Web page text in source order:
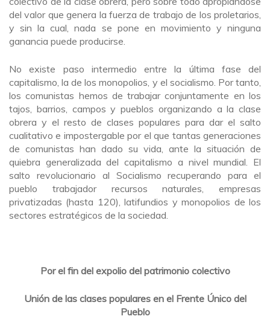
del valor que genera la fuerza de trabajo de los proletarios,
y sin la cual, nada se pone en movimiento y ninguna
ganancia puede producirse.
No existe paso intermedio entre la última fase del
capitalismo, la de los monopolios, y el socialismo. Por tanto,
los comunistas hemos de trabajar conjuntamente en los
tajos, barrios, campos y pueblos organizando a la clase
obrera y el resto de clases populares para dar el salto
cualitativo e impostergable por el que tantas generaciones
de comunistas han dado su vida, ante la situación de
quiebra generalizada del capitalismo a nivel mundial. El
salto revolucionario al Socialismo recuperando para el
pueblo trabajador recursos naturales, empresas
privatizadas (hasta 120), latifundios y monopolios de los
sectores estratégicos de la sociedad.
Por el fin del expolio del patrimonio colectivo
Unión de las clases populares en el Frente Único del
Pueblo